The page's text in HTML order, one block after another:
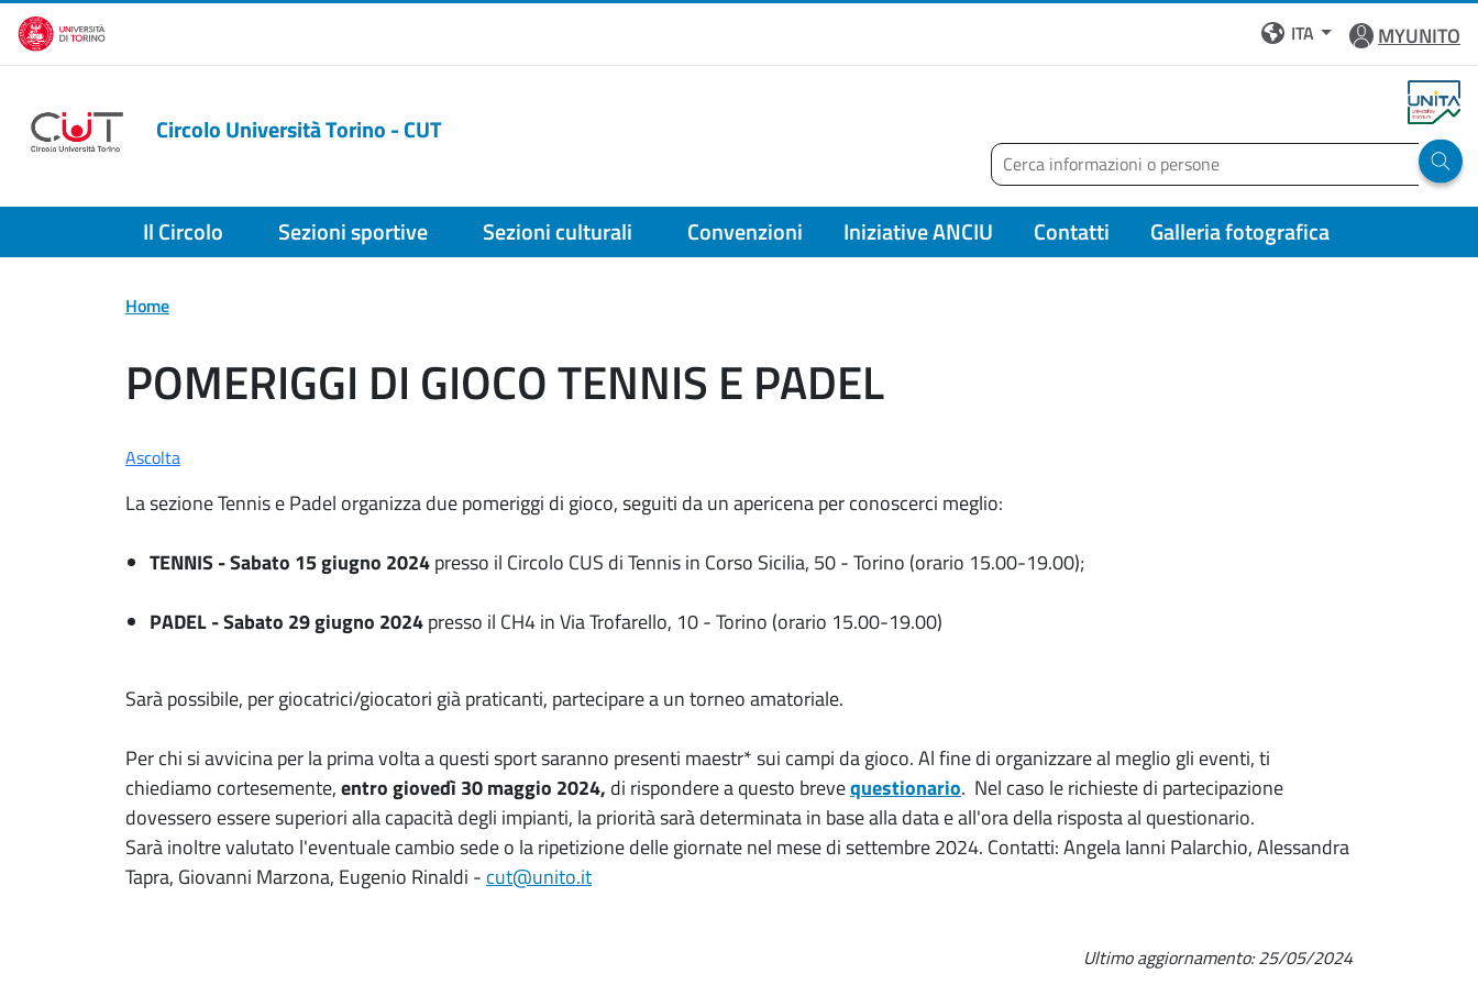
Salta al contenuto principale
ITA MYUNITO
Circolo Università Torino - CUT
Cerca
Run
Il Circolo Sezioni sportive Sezioni culturali Convenzioni Iniziative ANCIU Contatti Galleria fotografica
Home
POMERIGGI DI GIOCO TENNIS E PADEL
Ascolta
La sezione Tennis e Padel organizza due pomeriggi di gioco, seguiti da un apericena per conoscerci meglio:
TENNIS - Sabato 15 giugno 2024presso il Circolo CUS di Tennis in Corso Sicilia, 50 - Torino (orario 15.00-19.00);
PADEL - Sabato 29 giugno 2024presso il CH4 in Via Trofarello, 10 - Torino (orario 15.00-19.00)
Sarà possibile, per giocatrici/giocatori già praticanti, partecipare a un torneo amatoriale.
Per chi si avvicina per la prima volta a questi sport saranno presenti maestr* sui campi da gioco. Al fine di organizzare al meglio gli eventi, ti
chiediamo cortesemente,entro giovedì 30 maggio 2024, di rispondere a questo brevequestionario. Nel caso le richieste di partecipazione
dovessero essere superiori alla capacità degli impianti, la priorità sarà determinata in base alla data e all'ora della risposta al questionario.
Sarà inoltre valutato l'eventuale cambio sede o la ripetizione delle giornate nel mese di settembre 2024. Contatti: Angela Ianni Palarchio, Alessandra
Tapra, Giovanni Marzona, Eugenio Rinaldi - cut@unito.it
Ultimo aggiornamento:25/05/2024